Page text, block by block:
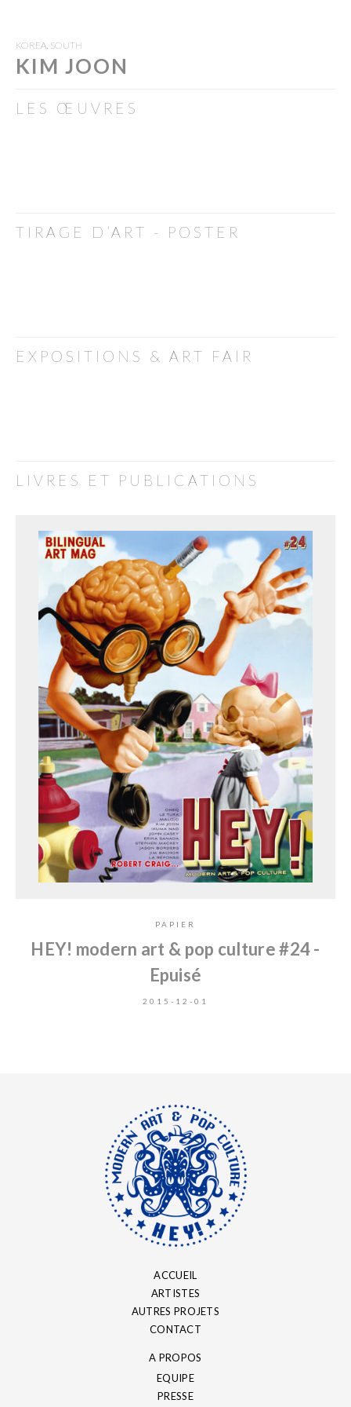
KOREA, SOUTH
KIM JOON
LES ŒUVRES
TIRAGE D’ART - POSTER
EXPOSITIONS & ART FAIR
LIVRES ET PUBLICATIONS
PAPIER
HEY! modern art & pop culture #24 -
Epuisé
2015-12-01
ACCUEIL
ARTISTES
AUTRES PROJETS
CONTACT
A PROPOS
EQUIPE
PRESSE